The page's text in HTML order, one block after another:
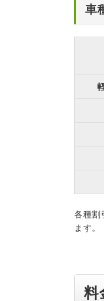
車
各種割
ます。